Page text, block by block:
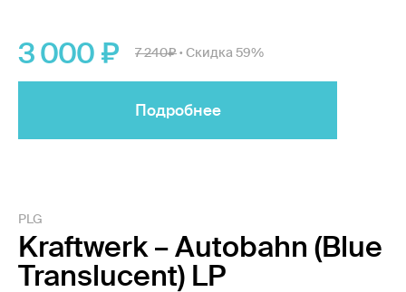
3 000 7 240 • Скидка 59%
Подробнее
PLG
Kraftwerk – Autobahn (Blue
Translucent) LP